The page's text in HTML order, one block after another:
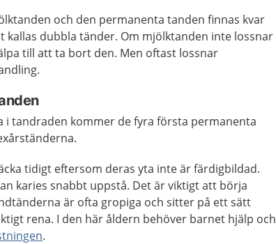
och den permanenta tanden finnas kvar
kallas dubbla tänder. Om mjölktanden inte lossnar
till att ta bort den. Men oftast lossnar
i tandraden kommer de fyra första permanenta
tidigt eftersom deras yta inte är färdigbildad.
karies snabbt uppstå. Det är viktigt att börja
är ofta gropiga och sitter på ett sätt
rena. I den här åldern behöver barnet hjälp och
.